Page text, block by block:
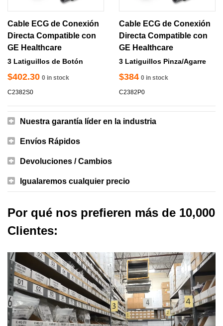
Cable ECG de Conexión
Directa Compatible con
GE Healthcare
3 Latiguillos de Botón
$402.30 0 in stock
C2382S0
Cable ECG de Conexión
Directa Compatible con
GE Healthcare
3 Latiguillos Pinza/Agarre
$384 0 in stock
C2382P0
Nuestra garantía líder en la industria
Envíos Rápidos
Devoluciones / Cambios
Igualaremos cualquier precio
Por qué nos prefieren más de 10,000
Clientes: